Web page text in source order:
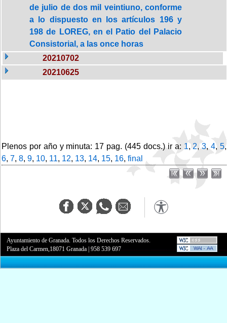
de julio de dos mil veintiuno, conforme
a lo dispuesto en los artículos 196 y
198 de LOREG, en el Patio del Palacio
Consistorial, a las once horas
20210702
20210625
Plenos por año y minuta: 17 pag. (445 docs.) ir a: 1,2,3,4,5,
6, 7, 8, 9, 10, 11, 12, 13, 14, 15, 16, final
Ayuntamiento de Granada. Todos los Derechos Reservados.
Plaza del Carmen,18071 Granada |958 539 697